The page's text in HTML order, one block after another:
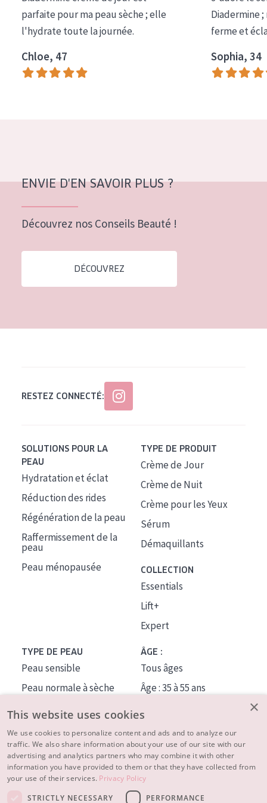
COLLECTION
Essentials
Lift+
Expert
Peau mixte ou grasse
Peau mature
Peau ménopausée
Âge : 55+
parfaite pour ma peau sèche ; elle
l'hydrate toute la journée.
Chloe, 47
Diadermine
ferme et
Sophia, 34
ENVIE D'EN SAVOIR PLUS ?
Découvrez nos Conseils Beauté !
DÉCOUVREZ
RESTEZ CONNECTÉ:
SOLUTIONS POUR LA
PEAU
Hydratation et éclat
Réduction des rides
Régénération de la peau
Raffermissement de la
peau
Peau ménopausée
TYPE DE PRODUIT
Crème de Jour
Crème de Nuit
Crème pour les Yeux
Sérum
Démaquillants
COLLECTION
Essentials
Lift+
Expert
TYPE DE PEAU
Peau sensible
Peau normale à sèche
Peau mixte ou grasse
Peau mature
Peau ménopausée
ÂGE :
Tous âges
Âge : 35 à 55 ans
À PROPOS
CONSEILS BEAUTÉ
×
This website uses cookies
We use cookies to personalize content and ads and to analyze our
traffic. We also share information about your use of our site with our
advertising and analytics partners who may combine it with other
information you have provided to them or that they have collected from
your use of their services. Privacy Policy
STRICTLY NECESSARY
PERFORMANCE